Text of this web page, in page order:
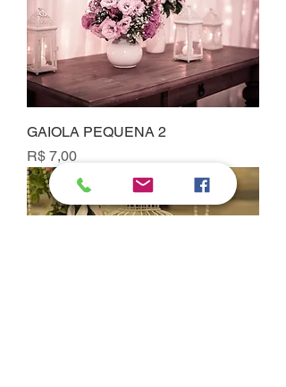
GAIOLA PEQUENA 2
Preço
R$ 7,00